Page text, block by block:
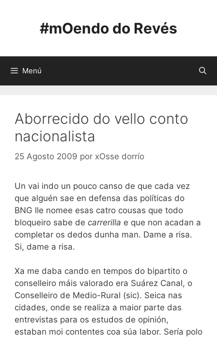
#mOendo do Revés
Menú
Aborrecido do vello conto
nacionalista
25 Agosto 2009 por xOsse dorrío
Un vai indo un pouco canso de que cada vez
que alguén sae en defensa das políticas do
BNG lle nomee esas catro cousas que todo
bloqueiro sabe de carrerilla e que non acadan a
completar os dedos dunha man. Dame a risa.
Si, dame a risa.
Xa me daba cando en tempos do bipartito o
conselleiro máis valorado era Suárez Canal, o
Conselleiro de Medio-Rural (sic). Seica nas
cidades, onde se realiza a maior parte das
entrevistas para os estudos de opinión,
estaban moi contentes coa súa labor. Sería polo